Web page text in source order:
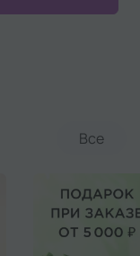
Все